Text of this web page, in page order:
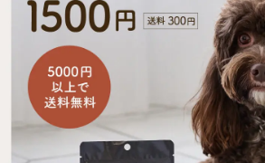
繊維が愛犬の口内環境をケアし、お腹の調子
ウダー、ゴボウ末、脱脂米ぬか、昆布末、パ
パウダー(一部に乳成分を含む)】 Blue 毎日の
シウムなどの栄養素が豊富な鰹節を使ったス
とアセチルグルコサミンを配合し、日々の健
ポートします。 【かつお節パウダー、乾燥マ
フィッシュコラーゲンペプチド、N-アセチル
キクラゲ抽出物】 Purple Yellow Green Blue
4.5% 粗たん白質 13.7% 11.9% 18.8% 63.5%